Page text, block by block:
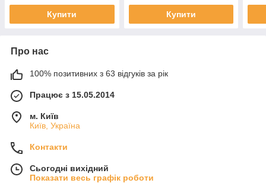
Купити Купити
Про нас
100% позитивних з 63 відгуків за рік
Працює з 15.05.2014
м. Київ
Київ, Україна
Контакти
Сьогодні вихідний
Показати весь графік роботи